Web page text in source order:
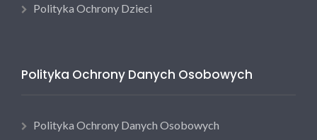
Polityka Ochrony Dzieci
Polityka Ochrony Danych Osobowych
Polityka Ochrony Danych Osobowych